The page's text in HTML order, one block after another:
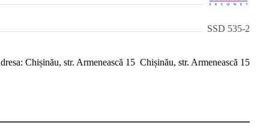
SSD 535-2
Chișinău, str. Armenească 15